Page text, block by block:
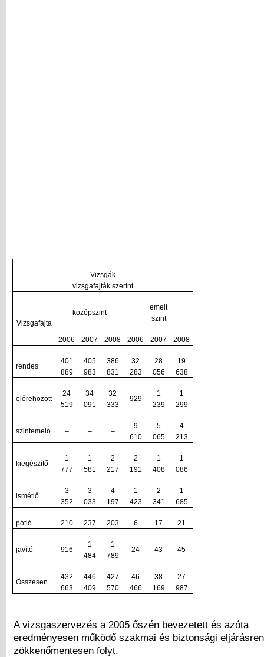
Vizsgák
vizsgafajták szerint
Vizsgafajta
középszint
emelt
szint
2006 2007 2008 2006 2007 2008
rendes
401
889
405
983
386
831
32
283
28
056
19
638
előrehozott
24
519
34
091
32
333
929
1
239
1
299
szintemelő – – –
9
610
5
065
4
213
kiegészítő
1
777
1
581
2
217
2
191
1
408
1
086
ismétlő
3
352
3
033
4
197
1
423
2
341
1
685
pótló 210 237 203 6 17 21
javító 916
1
484
1
789
24 43 45
Összesen
432
663
446
409
427
570
46
466
38
169
27
987
A vizsgaszervezés a 2005 őszén bevezetett és azóta
eredményesen működő szakmai és biztonsági
zökkenőmentesen folyt.